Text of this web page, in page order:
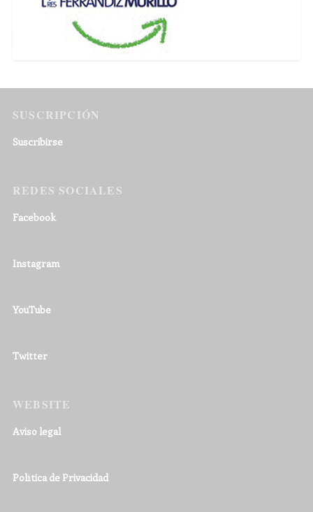
SUSCRIPCIÓN
Suscribirse
REDES SOCIALES
Facebook
Instagram
YouTube
Twitter
WEBSITE
Aviso legal
Política de Privacidad